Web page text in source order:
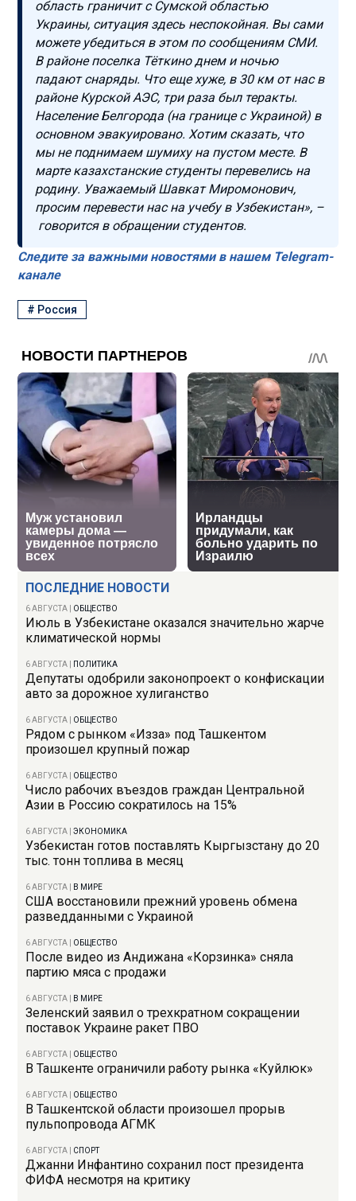
ПОСЛЕДНИЕ НОВОСТИ
6 АВГУСТА ОБЩЕСТВО
Июль в Узбекистане оказался значительно жарче
климатической нормы
6 АВГУСТА ПОЛИТИКА
Депутаты одобрили законопроект о конфискации
авто за дорожное хулиганство
6 АВГУСТА ОБЩЕСТВО
Рядом с рынком «Изза» под Ташкентом
произошел крупный пожар
6 АВГУСТА ОБЩЕСТВО
Число рабочих въездов граждан Центральной
Азии в Россию сократилось на 15%
6 АВГУСТА |ЭКОНОМИКА
Узбекистан готов поставлять Кыргызстану до 20
тыс. тонн топлива в месяц
6 АВГУСТА В МИРЕ
США восстановили прежний уровень обмена
разведданными с Украиной
6 АВГУСТА ОБЩЕСТВО
После видео из Андижана «Корзинка» сняла
партию мяса с продажи
6 АВГУСТА В МИРЕ
Зеленский заявил о трехкратном сокращении
поставок Украине ракет ПВО
6 АВГУСТА ОБЩЕСТВО
В Ташкенте ограничили работу рынка «Куйлюк»
6 АВГУСТА ОБЩЕСТВО
В Ташкентской области произошел прорыв
пульпопровода АГМК
6 АВГУСТА СПОРТ
Джанни Инфантино сохранил пост президента
ФИФА несмотря на критику
область граничит с Сумской областью
Украины, ситуация здесь неспокойная. Вы сами
можете убедиться в этом по сообщениям СМИ.
В районе поселка Тёткино днем и ночью
падают снаряды. Что еще хуже, в 30 км от нас в
районе Курской АЭС, три раза был теракты.
Население Белгорода (на границе с Украиной) в
основном эвакуировано. Хотим сказать, что
мы не поднимаем шумиху на пустом месте. В
марте казахстанские студенты перевелись на
родину. Уважаемый Шавкат Миромонович,
просим перевести нас на учебу в Узбекистан», –
говорится в обращении студентов.
Следите за важными новостями в нашем Telegram-
канале
# Россия